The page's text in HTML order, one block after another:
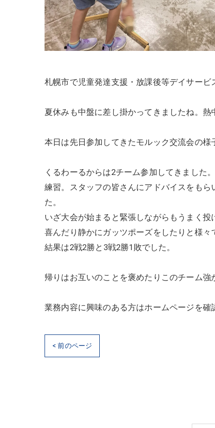
札幌市で児童発達支援・放課後等デイサービ
夏休みも中盤に差し掛かってきましたね。熱
本日は先日参加してきたモルック交流会の様
くるわーるからは2チーム参加してきました
練習。スタッフの皆さんにアドバイスをも
た。
いざ大会が始まると緊張しながらもうまく
喜んだり静かにガッツポーズをしたりと様々
結果は2戦2勝と3戦2勝1敗でした。
帰りはお互いのことを褒めたりこのチーム強
業務内容に興味のある方はホームページを確
< 前のページ